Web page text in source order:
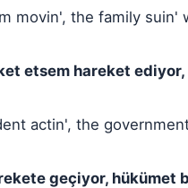
movin', the family suin'
etsem hareket ediyor,
actin', the
geçiyor, hükümet